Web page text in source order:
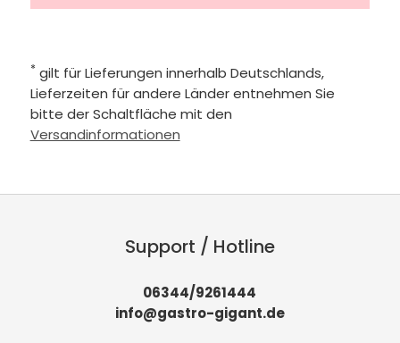
* gilt für Lieferungen innerhalb Deutschlands,
Lieferzeiten für andere Länder entnehmen Sie
bitte der Schaltfläche mit den
Versandinformationen
Support / Hotline
06344/9261444
info@gastro-gigant.de